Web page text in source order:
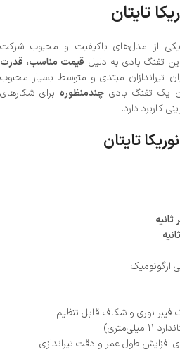
تایتان
یکی از مدل‌های باکیفیت و محبوب شرکت
تفنگ بادی به دلیل قیمت مناسب، قدرت
تیراندازان مبتدی و متوسط بسیار محبوب
یک تفنگ بادی چندمنظوره برای شکارهای
کاربرد دارد.
تایتان
ارگونومیک
فیبر نوری و شکاف قابل تنظیم
افزایش طول عمر و دقت تیراندازی